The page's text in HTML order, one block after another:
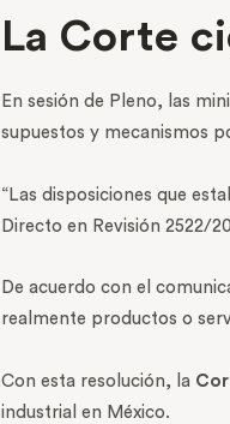
La Corte
En sesión de Pleno, las
supuestos y mecanismos
“Las disposiciones que
Directo en Revisión 2522/
De acuerdo con el
realmente productos o
Con esta resolución, la
industrial en México.